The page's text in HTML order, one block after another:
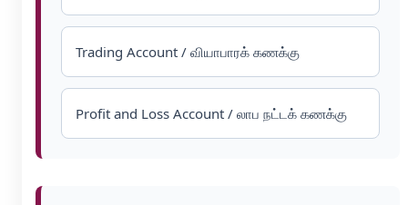
Trading Account / வியாபாரக் கணக்கு
Profit and Loss Account / லாப நட்டக் கணக்கு